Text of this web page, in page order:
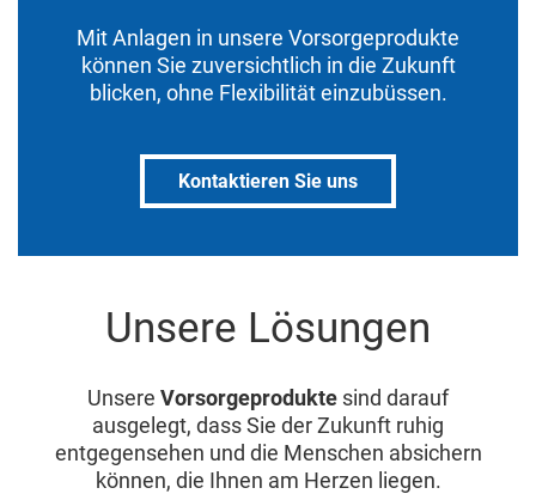
Mit Anlagen in unsere Vorsorgeprodukte
können Sie zuversichtlich in die Zukunft
blicken, ohne Flexibilität einzubüssen.
Kontaktieren Sie uns
Unsere Lösungen
Unsere Vorsorgeprodukte sind darauf
ausgelegt, dass Sie der Zukunft ruhig
entgegensehen und die Menschen absichern
können, die Ihnen am Herzen liegen.